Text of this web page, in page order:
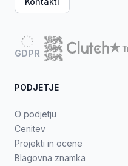
GDPR
PODJETJE
O podjetju
Cenitev
Projekti in ocene
Blagovna znamka